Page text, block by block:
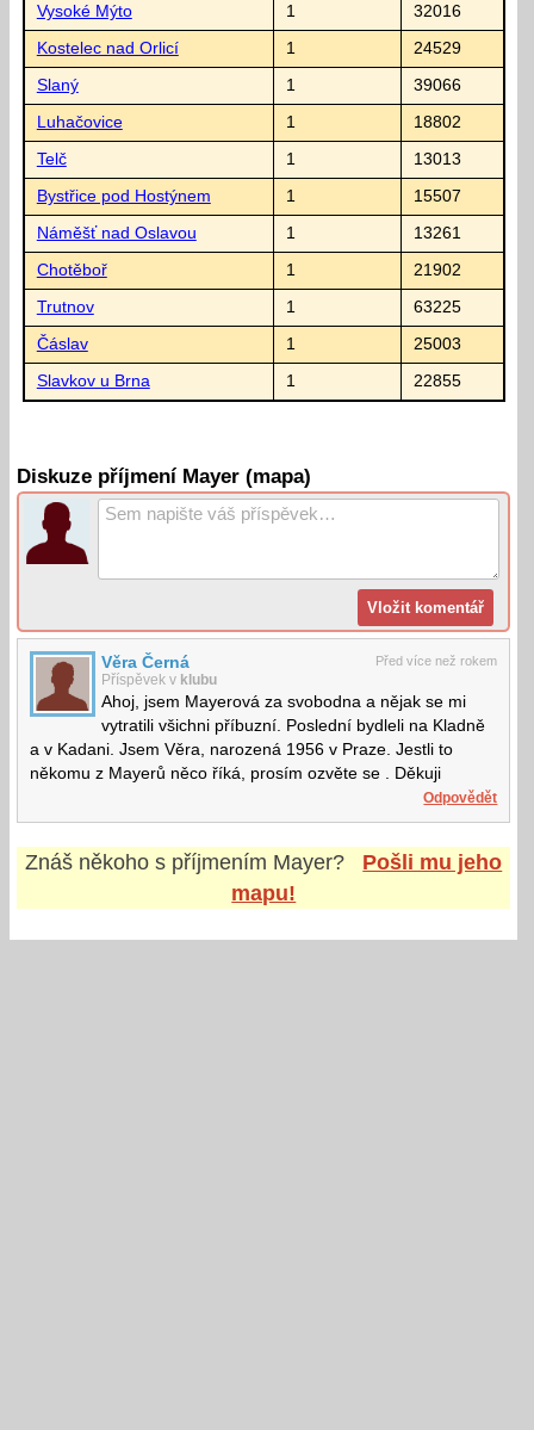
Vysoké Mýto 1 32016
Kostelec nad Orlicí 1 24529
Slaný 1 39066
Luhačovice 1 18802
Telč 1 13013
Bystřice pod Hostýnem 1 15507
Náměšť nad Oslavou 1 13261
Chotěboř 1 21902
Trutnov 1 63225
Čáslav 1 25003
Slavkov u Brna 1 22855
Diskuze příjmení Mayer (mapa)
Před více než rokem
Věra Černá
Příspěvek v klubu
Ahoj, jsem Mayerová za svobodna a nějak se mi
vytratili všichni příbuzní. Poslední bydleli na Kladně
a v Kadani. Jsem Věra, narozená 1956 v Praze. Jestli to
někomu z Mayerů něco říká, prosím ozvěte se . Děkuji
Odpovědět
Znáš někoho s příjmením Mayer?
Pošli mu jeho
mapu!